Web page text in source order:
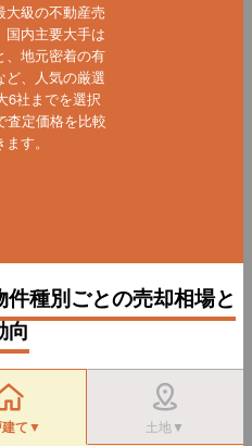
大級の不動産売
国内主要大手は
、地元密着の有
ど、人気の厳選
6社までを選択
査定価格を比較
す。
種別ごとの売却相場と
向
建て▼ 土地▼